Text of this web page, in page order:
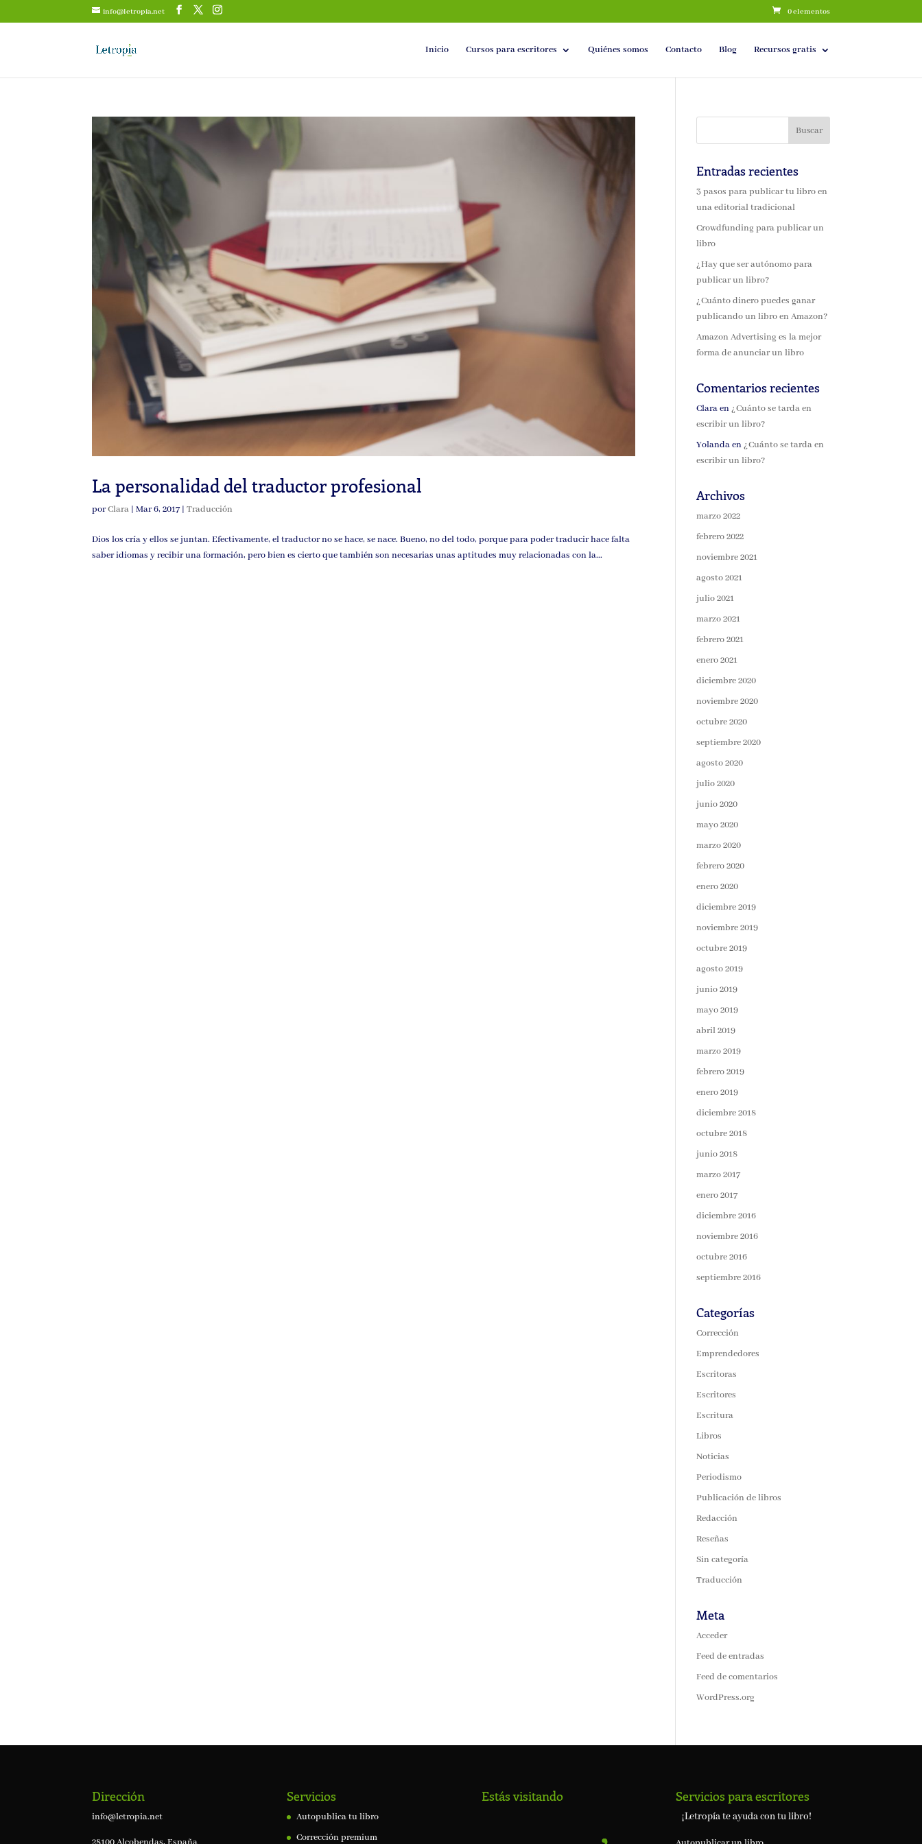
info@letropia.net 0 elementos
Inicio Cursos para escritores Quiénes somos Contacto Blog Recursos gratis
La personalidad del traductor profesional
porClara |Mar 6, 2017|Traducción
Dios los cría y ellos se juntan. Efectivamente, el traductor no se hace, se nace. Bueno, no del todo, porque para poder traducir hace falta
saber idiomas y recibir una formación, pero bien es cierto que también son necesarias unas aptitudes muy relacionadas con la...
Entradas recientes
3 pasos para publicar tu libro en
una editorial tradicional
Crowdfunding para publicar un
libro
¿Hay que ser autónomo para
publicar un libro?
¿Cuánto dinero puedes ganar
publicando un libro en Amazon?
Amazon Advertising es la mejor
forma de anunciar un libro
Comentarios recientes
Claraen¿Cuánto se tarda en
escribir un libro?
Yolandaen¿Cuánto se tarda en
escribir un libro?
Archivos
marzo 2022
febrero 2022
noviembre 2021
agosto 2021
julio 2021
marzo 2021
febrero 2021
enero 2021
diciembre 2020
noviembre 2020
octubre 2020
septiembre 2020
agosto 2020
julio 2020
junio 2020
mayo 2020
marzo 2020
febrero 2020
enero 2020
diciembre 2019
noviembre 2019
octubre 2019
agosto 2019
junio 2019
mayo 2019
abril 2019
marzo 2019
febrero 2019
enero 2019
diciembre 2018
octubre 2018
junio 2018
marzo 2017
enero 2017
diciembre 2016
noviembre 2016
octubre 2016
septiembre 2016
Categorías
Corrección
Emprendedores
Escritoras
Escritores
Escritura
Libros
Noticias
Periodismo
Publicación de libros
Redacción
Reseñas
Sin categoría
Traducción
Meta
Acceder
Feed de entradas
Feed de comentarios
WordPress.org
Dirección
info@letropia.net
Servicios
Autopublica tu libro
Corrección premium
Estás visitando Servicios para escritores
¡Letropía te ayuda con tu libro!